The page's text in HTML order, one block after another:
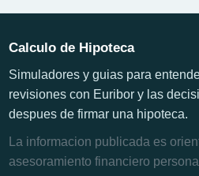
Calculo de Hipoteca
Simuladores y guias para
revisiones con Euribor y las
despues de firmar una hipoteca.
La informacion publicada es
asesoramiento financiero